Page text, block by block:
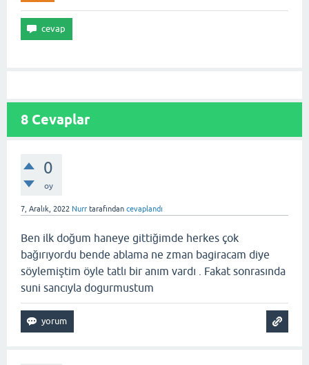
8 Cevaplar
0
oy
7, Aralık, 2022 Nurr tarafından cevaplandı
Ben ilk doğum haneye gittiğimde herkes çok
bağırıyordu bende ablama ne zman bagiracam diye
söylemiştim öyle tatlı bir anım vardı . Fakat sonrasında
suni sancıyla dogurmustum